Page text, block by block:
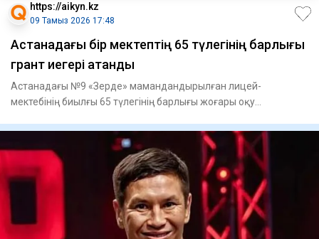
https://aikyn.kz
09 Тамыз 2026 17:48
Астанадағы бір мектептің 65 түлегінің барлығы
грант иегері атанды
Астанадағы №9 «Зерде» мамандандырылған лицей-
мектебінің биылғы 65 түлегінің барлығы жоғары оқу